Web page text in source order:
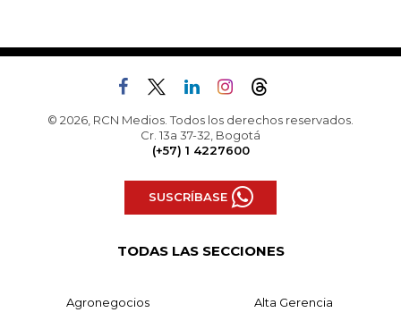
© 2026, RCN Medios. Todos los derechos reservados.
Cr. 13a 37-32, Bogotá
(+57) 1 4227600
SUSCRÍBASE
TODAS LAS SECCIONES
Agronegocios Alta Gerencia